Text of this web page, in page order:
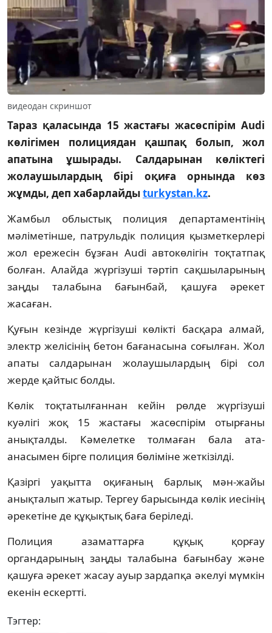
видеодан скриншот
Тараз қаласында 15 жастағы жасөспірім Audi
көлігімен полициядан қашпақ болып, жол
апатына ұшырады. Салдарынан көліктегі
жолаушылардың бірі оқиға орнында көз
жұмды, деп хабарлайдыturkystan.kz.
Жамбыл облыстық полиция департаментінің
мәліметінше, патрульдік полиция қызметкерлері
жол ережесін бұзған Audi автокөлігін тоқтатпақ
болған. Алайда жүргізуші тәртіп сақшыларының
заңды талабына бағынбай, қашуға әрекет
жасаған.
Қуғын кезінде жүргізуші көлікті басқара алмай,
электр желісінің бетон бағанасына соғылған. Жол
апаты салдарынан жолаушылардың бірі сол
жерде қайтыс болды.
Көлік тоқтатылғаннан кейін рөлде жүргізуші
куәлігі жоқ 15 жастағы жасөспірім отырғаны
анықталды. Кәмелетке толмаған бала ата-
анасымен бірге полиция бөліміне жеткізілді.
Қазіргі уақытта оқиғаның барлық мән-жайы
анықталып жатыр. Тергеу барысында көлік иесінің
әрекетіне де құқықтық баға беріледі.
Полиция азаматтарға құқық қорғау
органдарының заңды талабына бағынбау және
қашуға әрекет жасау ауыр зардапқа әкелуі мүмкін
екенін ескертті.
Тэгтер: